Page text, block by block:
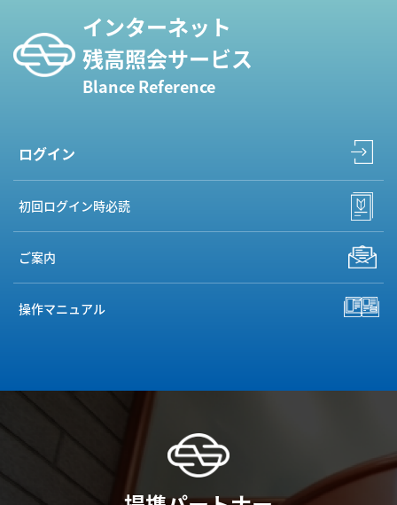
インターネット
残高照会サービス
Blance Reference
ログイン
初回ログイン時必読
ご案内
操作マニュアル